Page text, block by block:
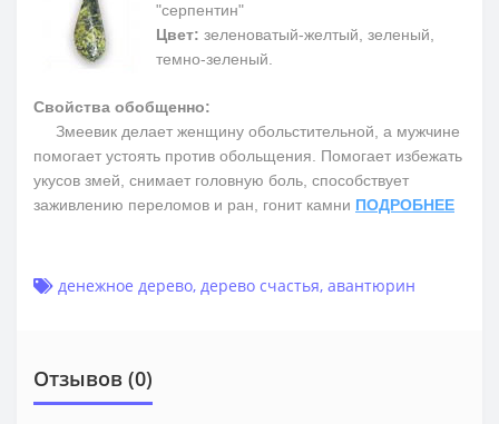
"серпентин"
Цвет: зеленоватый-желтый, зеленый,
темно-зеленый.
Свойства обобщенно:
Змеевик делает женщину обольстительной, а мужчине
помогает устоять против обольщения. Помогает избежать
укусов змей, снимает головную боль, способствует
заживлению переломов и ран, гонит камни ПОДРОБНЕЕ
денежное дерево, дерево счастья, авантюрин
Отзывов (0)